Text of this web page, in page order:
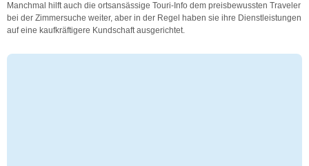
Manchmal hilft auch die ortsansässige Touri-Info dem preisbewussten Traveler
bei der Zimmersuche weiter, aber in der Regel haben sie ihre Dienstleistungen
auf eine kaufkräftigere Kundschaft ausgerichtet.